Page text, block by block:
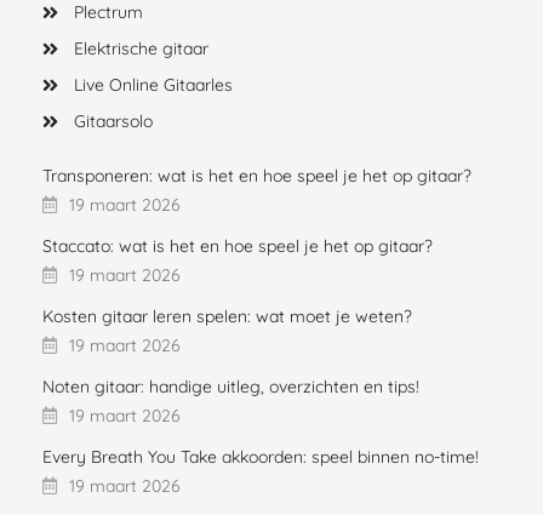
Plectrum
Elektrische gitaar
Live Online Gitaarles
Gitaarsolo
Transponeren: wat is het en hoe speel je het op gitaar?
19 maart 2026
Staccato: wat is het en hoe speel je het op gitaar?
19 maart 2026
Kosten gitaar leren spelen: wat moet je weten?
19 maart 2026
Noten gitaar: handige uitleg, overzichten en tips!
19 maart 2026
Every Breath You Take akkoorden: speel binnen no-time!
19 maart 2026